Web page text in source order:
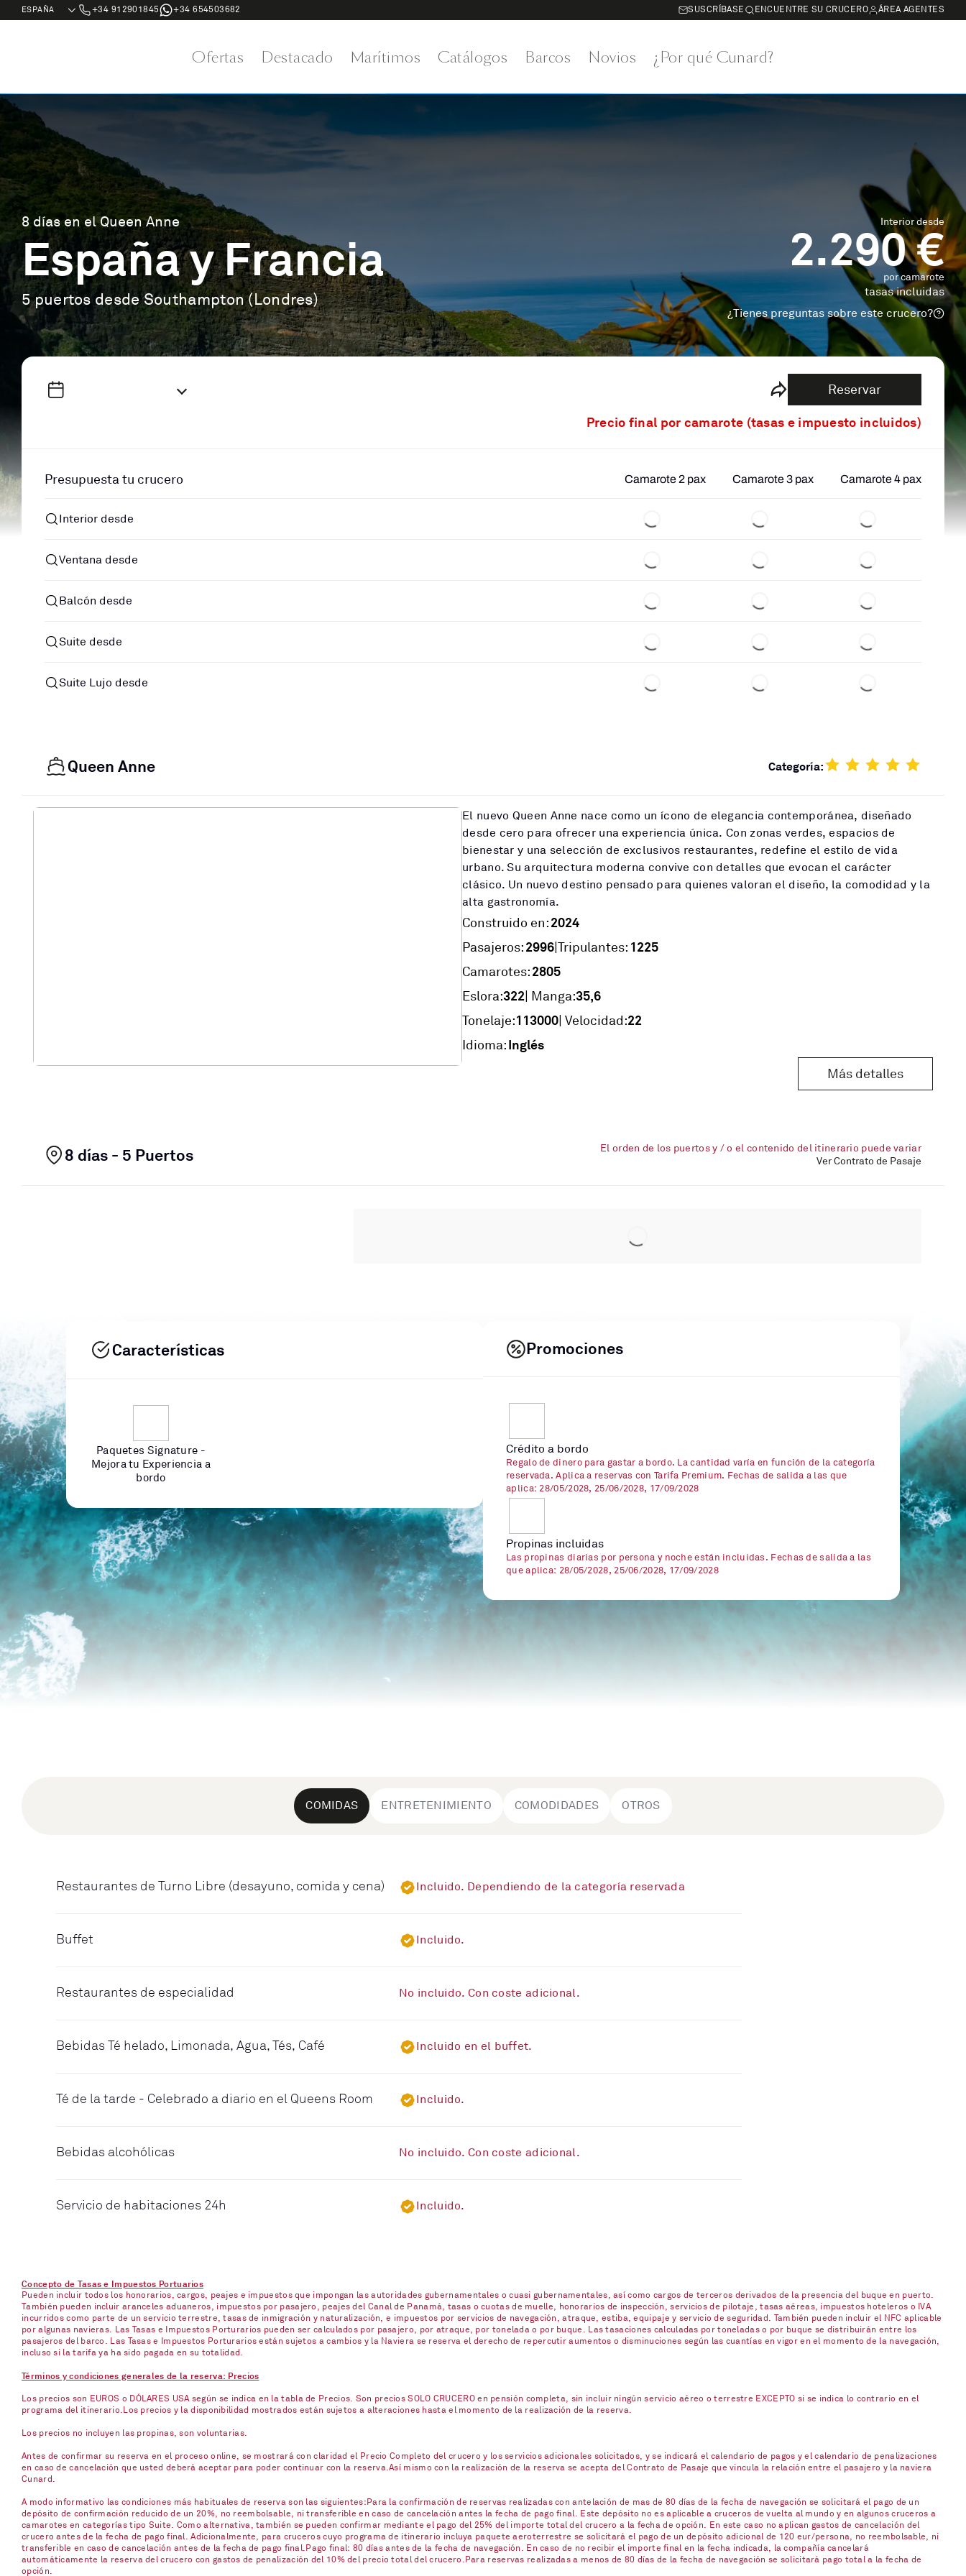
+34 912901845 +34 654503682 SUSCRÍBASE ENCUENTRE SU CRUCERO ÁREA AGENTES
Ofertas Destacado Marítimos Catálogos Barcos Novios ¿Por qué Cunard?
8 días en el Queen Anne
España y Francia
5 puertos desde Southampton (Londres)
Interior desde
2.290 €
por camarote
tasas incluidas
¿Tienes preguntas sobre este crucero?
Reservar
Precio final por camarote (tasas e impuesto incluidos)
Presupuesta tu crucero Camarote 2 pax Camarote 3 pax Camarote 4 pax
Interior desde
Ventana desde
Balcón desde
Suite desde
Suite Lujo desde
Queen Anne Categoría:
El nuevo Queen Anne nace como un ícono de elegancia contemporánea, diseñado
desde cero para ofrecer una experiencia única. Con zonas verdes, espacios de
bienestar y una selección de exclusivos restaurantes, redefine el estilo de vida
urbano. Su arquitectura moderna convive con detalles que evocan el carácter
clásico. Un nuevo destino pensado para quienes valoran el diseño, la comodidad y la
alta gastronomía.
Construido en:2024
Pasajeros:2996|Tripulantes: 1225
Camarotes:2805
Eslora:322| Manga:35,6
Tonelaje:113000| Velocidad:22
Idioma:Inglés
Más detalles
8 días - 5 Puertos
El orden de los puertos y / o el contenido del itinerario puede variar
Ver Contrato de Pasaje
Características
Paquetes Signature -
Mejora tu Experiencia a
bordo
Promociones
Crédito a bordo
Regalo de dinero para gastar a bordo. La cantidad varía en función de la categoría
reservada. Aplica a reservas con Tarifa Premium. Fechas de salida a las que
aplica: 28/05/2028, 25/06/2028, 17/09/2028
Propinas incluidas
Las propinas diarias por persona y noche están incluidas. Fechas de salida a las
que aplica: 28/05/2028, 25/06/2028, 17/09/2028
COMIDAS ENTRETENIMIENTO COMODIDADES OTROS
Restaurantes de Turno Libre (desayuno, comida y cena) Incluido. Dependiendo de la categoría reservada
Buffet Incluido.
Restaurantes de especialidad No incluido. Con coste adicional.
Bebidas Té helado, Limonada, Agua, Tés, Café Incluido en el buffet.
Té de la tarde - Celebrado a diario en el Queens Room Incluido.
Bebidas alcohólicas No incluido. Con coste adicional.
Servicio de habitaciones 24h Incluido.
Concepto de Tasas e Impuestos Portuarios
Pueden incluir todos los honorarios, cargos, peajes e impuestos que impongan las autoridades gubernamentales o cuasi gubernamentales, así como cargos de terceros derivados de la presencia del buque en puerto.
También pueden incluir aranceles aduaneros, impuestos por pasajero, peajes del Canal de Panamá, tasas o cuotas de muelle, honorarios de inspección, servicios de pilotaje, tasas aéreas, impuestos hoteleros o IVA
incurridos como parte de un servicio terrestre, tasas de inmigración y naturalización, e impuestos por servicios de navegación, atraque, estiba, equipaje y servicio de seguridad. También pueden incluir el NFC aplicable
por algunas navieras. Las Tasas e Impuestos Porturarios pueden ser calculados por pasajero, por atraque, por tonelada o por buque. Las tasaciones calculadas por toneladas o por buque se distribuirán entre los
pasajeros del barco. Las Tasas e Impuestos Porturarios están sujetos a cambios y la Naviera se reserva el derecho de repercutir aumentos o disminuciones según las cuantías en vigor en el momento de la navegación,
incluso si la tarifa ya ha sido pagada en su totalidad.
Términos y condiciones generales de la reserva: Precios
Los precios son EUROS o DÓLARES USA según se indica en la tabla de Precios. Son precios SOLO CRUCERO en pensión completa, sin incluir ningún servicio aéreo o terrestre EXCEPTO si se indica lo contrario en el
programa del itinerario.Los precios y la disponibilidad mostrados están sujetos a alteraciones hasta el momento de la realización de la reserva.
Los precios no incluyen las propinas, son voluntarias.
Antes de confirmar su reserva en el proceso online, se mostrará con claridad el Precio Completo del crucero y los servicios adicionales solicitados, y se indicará el calendario de pagos y el calendario de penalizaciones
en caso de cancelación que usted deberá aceptar para poder continuar con la reserva.Así mismo con la realización de la reserva se acepta del Contrato de Pasaje que vincula la relación entre el pasajero y la naviera
Cunard.
A modo informativo las condiciones más habituales de reserva son las siguientes:Para la confirmación de reservas realizadas con antelación de mas de 80 días de la fecha de navegación se solicitará el pago de un
depósito de confirmación reducido de un 20%, no reembolsable, ni transferible en caso de cancelación antes la fecha de pago final. Este depósito no es aplicable a cruceros de vuelta al mundo y en algunos cruceros a
camarotes en categorías tipo Suite. Como alternativa, también se pueden confirmar mediante el pago del 25% del importe total del crucero a la fecha de opción. En este caso no aplican gastos de cancelación del
crucero antes de la fecha de pago final. Adicionalmente, para cruceros cuyo programa de itinerario incluya paquete aeroterrestre se solicitará el pago de un depósito adicional de 120 eur/persona, no reembolsable, ni
transferible en caso de cancelación antes de la fecha de pago final.Pago final: 80 días antes de la fecha de navegación. En caso de no recibir el importe final en la fecha indicada, la compañía cancelará
automáticamente la reserva del crucero con gastos de penalización del 10% del precio total del crucero.Para reservas realizadas a menos de 80 días de la fecha de navegación se solicitará pago total a la fecha de
opción.